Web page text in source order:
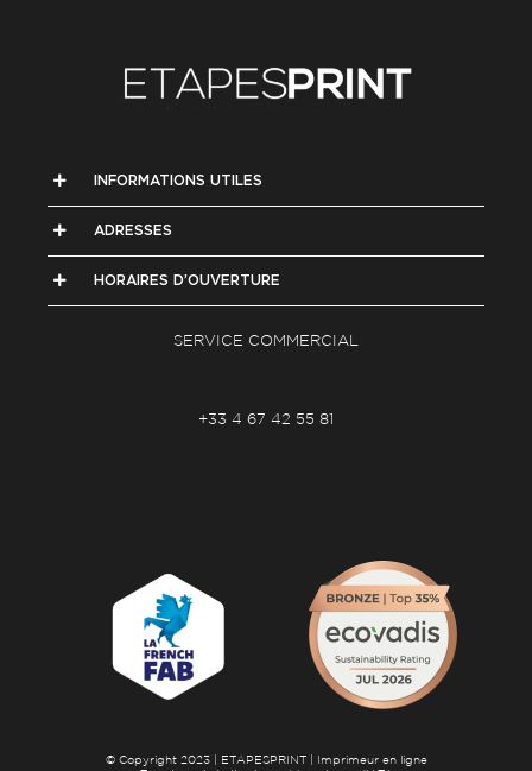
INFORMATIONS UTILES
ADRESSES
HORAIRES D’OUVERTURE
SERVICE COMMERCIAL
+33 4 67 42 55 81
© Copyright 2023 | ETAPESPRINT | Imprimeur en ligne